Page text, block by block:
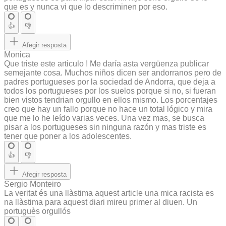
que es y nunca vi que lo descriminen por eso.
👍 👎
Afegir resposta
Monica
Que triste este articulo ! Me daría asta vergüenza publicar
semejante cosa. Muchos niños dicen ser andorranos pero de
padres portugueses por la sociedad de Andorra, que deja a
todos los portugueses por los suelos porque si no, si fueran
bien vistos tendrian orgullo en ellos mismo. Los porcentajes
creo que hay un fallo porque no hace un total lógico y mira
que me lo he leído varias veces. Una vez mas, se busca
pisar a los portugueses sin ninguna razón y mas triste es
tener que poner a los adolescentes.
👍 👎
Afegir resposta
Sergio Monteiro
La veritat és una llàstima aquest article una mica racista es
na llàstima para aquest diari mireu primer al diuen. Un
portuguès orgullós